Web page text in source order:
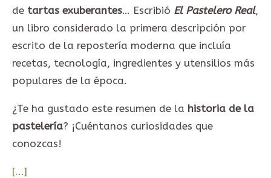
de tartas exuberantes… Escribió El Pastelero Real,
un libro considerado la primera descripción por
escrito de la repostería moderna que incluía
recetas, tecnología, ingredientes y utensilios más
populares de la época.
¿Te ha gustado este resumen de la historia de la
pastelería? ¡Cuéntanos curiosidades que
conozcas!
[...]